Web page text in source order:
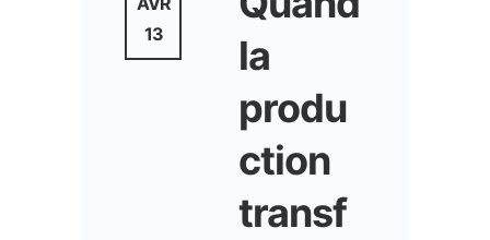
13
la
produ
ction
transf